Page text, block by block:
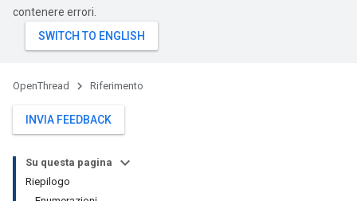
contenere errori.
OpenThread Riferimento
INVIA FEEDBACK
Su questa pagina
Riepilogo